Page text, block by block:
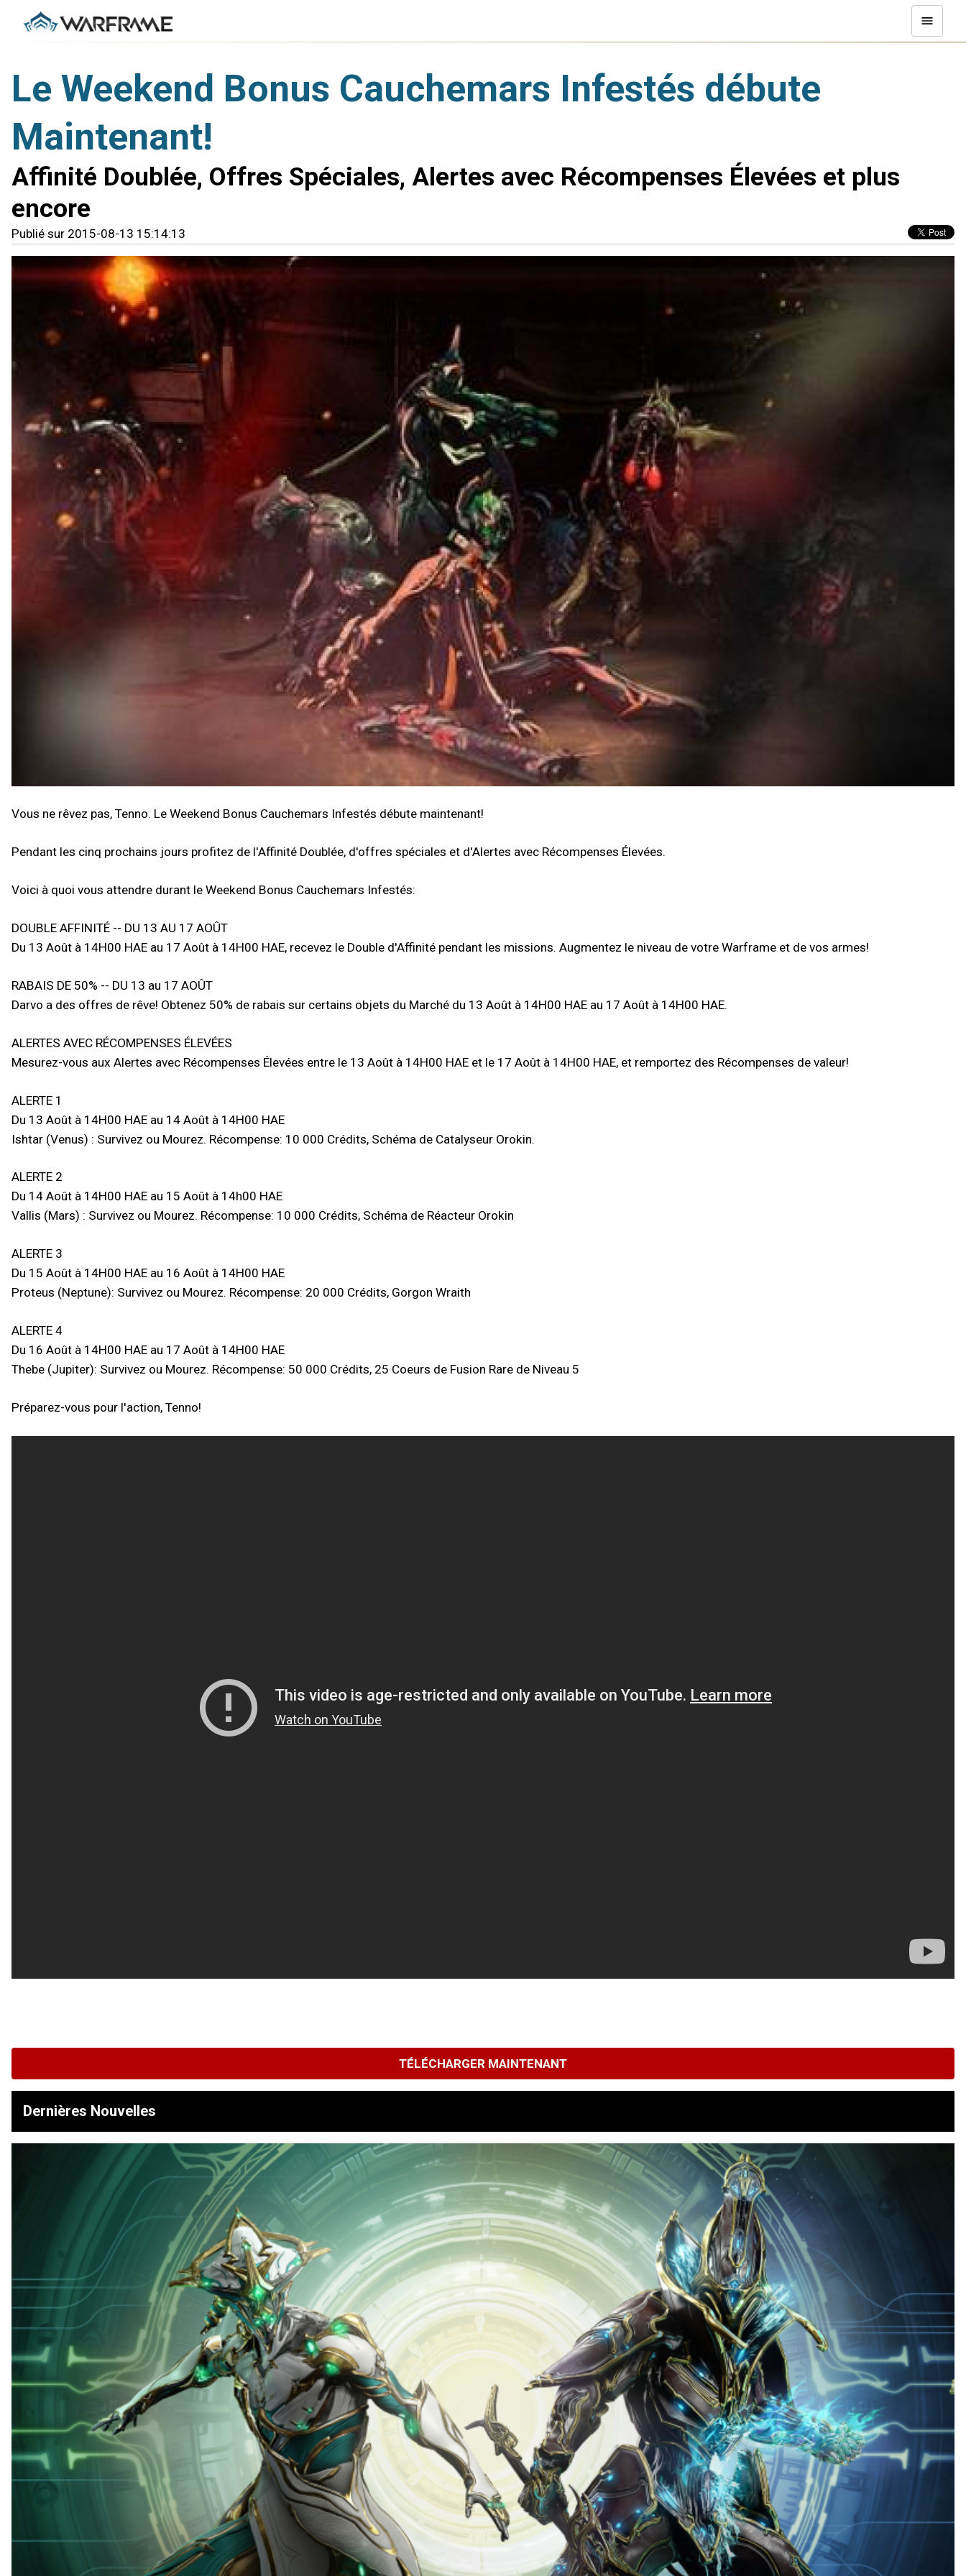
Le Weekend Bonus Cauchemars Infestés débute
Maintenant!
Affinité Doublée, Offres Spéciales, Alertes avec Récompenses Élevées et plus
encore
Publié sur 2015-08-13 15:14:13
Vous ne rêvez pas, Tenno. Le Weekend Bonus Cauchemars Infestés débute maintenant!
Pendant les cinq prochains jours profitez de l'Affinité Doublée, d'offres spéciales et d'Alertes avec Récompenses Élevées.
Voici à quoi vous attendre durant le Weekend Bonus Cauchemars Infestés:
DOUBLE AFFINITÉ -- DU 13 AU 17 AOÛT
Du 13 Août à 14H00 HAE au 17 Août à 14H00 HAE, recevez le Double d'Affinité pendant les missions. Augmentez le niveau de votre Warframe et de vos armes!
RABAIS DE 50% -- DU 13 au 17 AOÛT
Darvo a des offres de rêve! Obtenez 50% de rabais sur certains objets du Marché du 13 Août à 14H00 HAE au 17 Août à 14H00 HAE.
ALERTES AVEC RÉCOMPENSES ÉLEVÉES
Mesurez-vous aux Alertes avec Récompenses Élevées entre le 13 Août à 14H00 HAE et le 17 Août à 14H00 HAE, et remportez des Récompenses de valeur!
ALERTE 1
Du 13 Août à 14H00 HAE au 14 Août à 14H00 HAE
Ishtar (Venus) : Survivez ou Mourez. Récompense: 10 000 Crédits, Schéma de Catalyseur Orokin.
ALERTE 2
Du 14 Août à 14H00 HAE au 15 Août à 14h00 HAE
Vallis (Mars) : Survivez ou Mourez. Récompense: 10 000 Crédits, Schéma de Réacteur Orokin
ALERTE 3
Du 15 Août à 14H00 HAE au 16 Août à 14H00 HAE
Proteus (Neptune): Survivez ou Mourez. Récompense: 20 000 Crédits, Gorgon Wraith
ALERTE 4
Du 16 Août à 14H00 HAE au 17 Août à 14H00 HAE
Thebe (Jupiter): Survivez ou Mourez. Récompense: 50 000 Crédits, 25 Coeurs de Fusion Rare de Niveau 5
Préparez-vous pour l'action, Tenno!
TÉLÉCHARGER MAINTENANT
Dernières Nouvelles